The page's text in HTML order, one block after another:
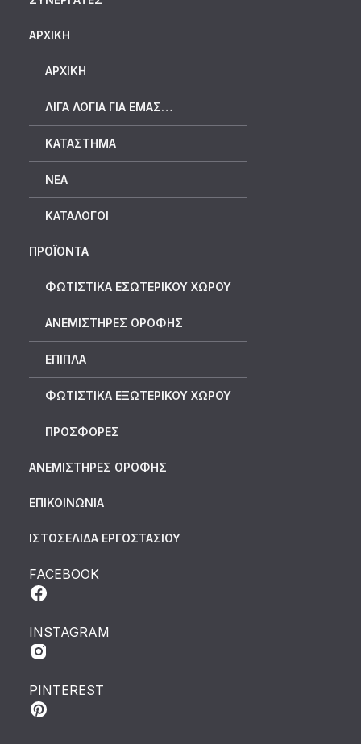
ΑΡΧΙΚΗ
ΑΡΧΙΚΉ
ΛΊΓΑ ΛΌΓΙΑ ΓΙΑ ΕΜΆΣ…
ΚΑΤΆΣΤΗΜΑ
ΝΈΑ
ΚΑΤΆΛΟΓΟΙ
ΠΡΟΪΟΝΤΑ
ΦΩΤΙΣΤΙΚΑ ΕΣΩΤΕΡΙΚΟΥ ΧΩΡΟΥ
ΑΝΕΜΙΣΤΗΡΕΣ ΟΡΟΦΗΣ
ΕΠΙΠΛΑ
ΦΩΤΙΣΤΙΚΑ ΕΞΩΤΕΡΙΚΟΥ ΧΩΡΟΥ
ΠΡΟΣΦΟΡΕΣ
ΑΝΕΜΙΣΤΗΡΕΣ ΟΡΟΦΗΣ
ΕΠΙΚΟΙΝΩΝΙΑ
ΙΣΤΟΣΕΛΙΔΑ ΕΡΓΟΣΤΑΣΙΟΥ
FACEBOOK
INSTAGRAM
PINTEREST